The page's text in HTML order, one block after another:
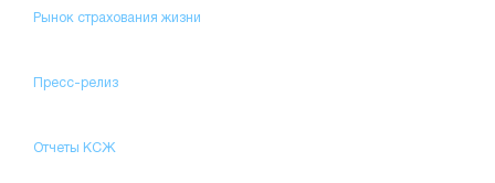
Рынок страхования жизни
Пресс-релиз
Отчеты КСЖ